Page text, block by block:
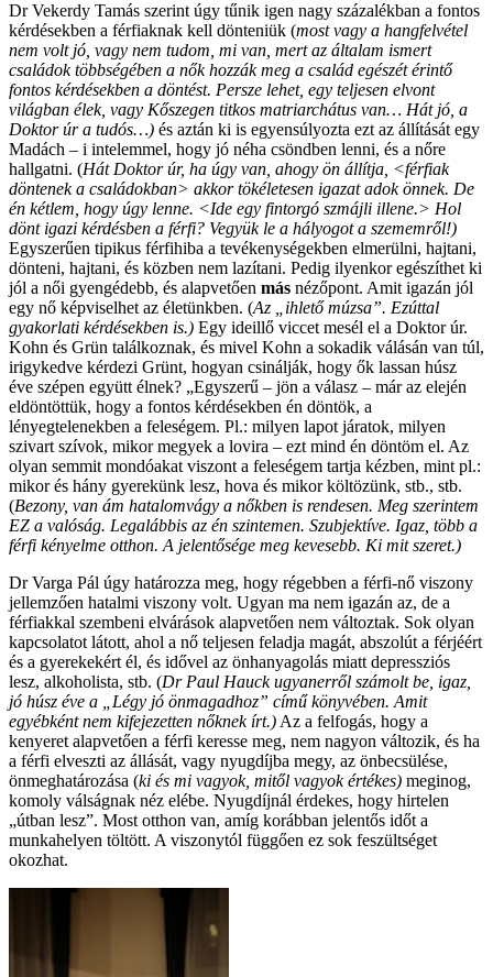
Dr Vekerdy Tamás szerint úgy tűnik igen nagy százalékban a fontos
kérdésekben a férfiaknak kell dönteniük (most vagy a hangfelvétel
nem volt jó, vagy nem tudom, mi van, mert az általam ismert
családok többségében a nők hozzák meg a család egészét érintő
fontos kérdésekben a döntést. Persze lehet, egy teljesen elvont
világban élek, vagy Kőszegen titkos matriarchátus van… Hát jó, a
Doktor úr a tudós…) és aztán ki is egyensúlyozta ezt az állítását egy
Madách – i intelemmel, hogy jó néha csöndben lenni, és a nőre
hallgatni. (Hát Doktor úr, ha úgy van, ahogy ön állítja, <férfiak
döntenek a családokban> akkor tökéletesen igazat adok önnek. De
én kétlem, hogy úgy lenne. <Ide egy fintorgó szmájli illene.> Hol
dönt igazi kérdésben a férfi? Vegyük le a hályogot a szememről!)
Egyszerűen tipikus férfihiba a tevékenységekben elmerülni, hajtani,
dönteni, hajtani, és közben nem lazítani. Pedig ilyenkor egészíthet ki
jól a női gyengédebb, és alapvetően más nézőpont. Amit igazán jól
egy nő képviselhet az életünkben. (Az „ihlető múzsa”. Ezúttal
gyakorlati kérdésekben is.) Egy ideillő viccet mesél el a Doktor úr.
Kohn és Grün találkoznak, és mivel Kohn a sokadik válásán van túl,
irigykedve kérdezi Grünt, hogyan csinálják, hogy ők lassan húsz
éve szépen együtt élnek? „Egyszerű – jön a válasz – már az elején
eldöntöttük, hogy a fontos kérdésekben én döntök, a
lényegtelenekben a feleségem. Pl.: milyen lapot járatok, milyen
szivart szívok, mikor megyek a lovira – ezt mind én döntöm el. Az
olyan semmit mondóakat viszont a feleségem tartja kézben, mint pl.:
mikor és hány gyerekünk lesz, hova és mikor költözünk, stb., stb.
(Bezony, van ám hatalomvágy a nőkben is rendesen. Meg szerintem
EZ a valóság. Legalábbis az én szintemen. Szubjektíve. Igaz, több a
férfi kényelme otthon. A jelentősége meg kevesebb. Ki mit szeret.)
Dr Varga Pál úgy határozza meg, hogy régebben a férfi-nő viszony
jellemzően hatalmi viszony volt. Ugyan ma nem igazán az, de a
férfiakkal szembeni elvárások alapvetően nem változtak. Sok olyan
kapcsolatot látott, ahol a nő teljesen feladja magát, abszolút a férjéért
és a gyerekekért él, és idővel az önhanyagolás miatt depressziós
lesz, alkoholista, stb. (Dr Paul Hauck ugyanerről számolt be, igaz,
jó húsz éve a „Légy jó önmagadhoz” című könyvében. Amit
egyébként nem kifejezetten nőknek írt.) Az a felfogás, hogy a
kenyeret alapvetően a férfi keresse meg, nem nagyon változik, és ha
a férfi elveszti az állását, vagy nyugdíjba megy, az önbecsülése,
önmeghatározása (ki és mi vagyok, mitől vagyok értékes) meginog,
komoly válságnak néz elébe. Nyugdíjnál érdekes, hogy hirtelen
„útban lesz”. Most otthon van, amíg korábban jelentős időt a
munkahelyen töltött. A viszonytól függően ez sok feszültséget
okozhat.